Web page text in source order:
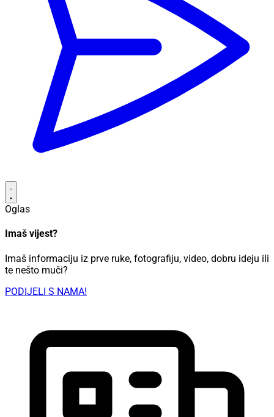
Oglas
Imaš vijest?
Imaš informaciju iz prve ruke, fotografiju, video, dobru ideju ili
te nešto muči?
PODIJELI S NAMA!